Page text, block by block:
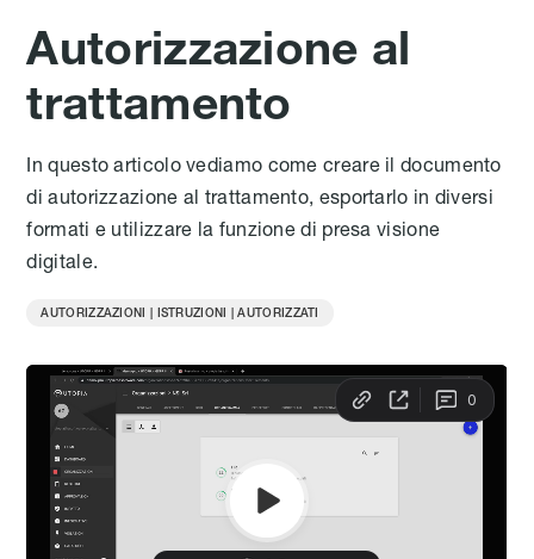
Autorizzazione al
trattamento
In questo articolo vediamo come creare il documento
di autorizzazione al trattamento, esportarlo in diversi
formati e utilizzare la funzione di presa visione
digitale.
AUTORIZZAZIONI | ISTRUZIONI | AUTORIZZATI